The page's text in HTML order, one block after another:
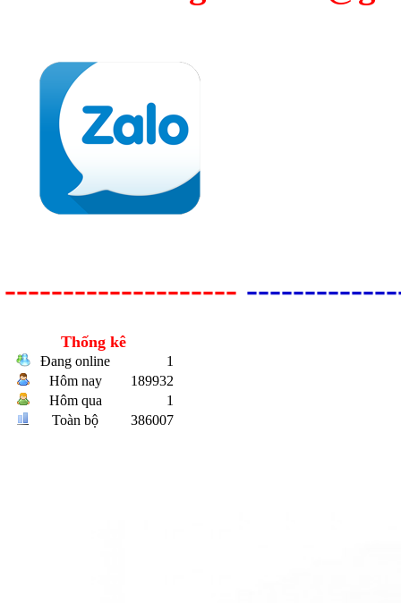
--------------------
Thống kê
Đang online
1
Hôm nay
189932
Hôm qua
1
Toàn bộ
386007